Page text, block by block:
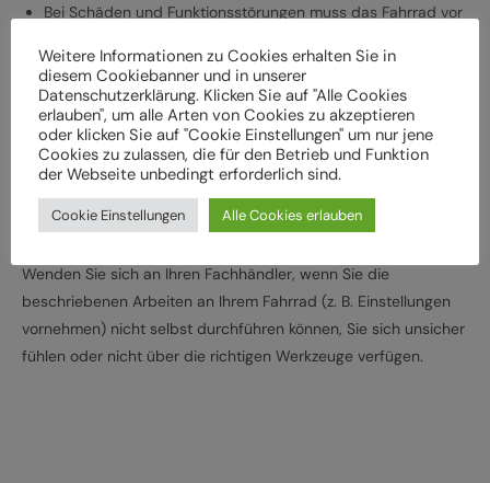
Bei Schäden und Funktionsstörungen muss das Fahrrad vor
überprüft werden
Lassen Sie das Fahrrad entsprechend den
Herstellervorgaben regelmäßig von einem Fachbetrieb
überprüfen und warten, um Gefährdungen, z. B.
verschleißbedingt, zu vermeiden
Halten Sie die angegebenen Drehmomente (Nm) für die
Montage von Bauteilen ein
Wenden Sie sich an Ihren Fachhändler, wenn Sie die
beschriebenen Arbeiten an Ihrem Fahrrad (z. B. Einstellungen
vornehmen) nicht selbst durchführen können, Sie sich unsicher
fühlen oder nicht über die richtigen Werkzeuge verfügen.
Weitere Informationen zu Cookies erhalten Sie in
diesem Cookiebanner und in unserer
Datenschutzerklärung. Klicken Sie auf "Alle Cookies
erlauben", um alle Arten von Cookies zu akzeptieren
oder klicken Sie auf "Cookie Einstellungen" um nur jene
Cookies zu zulassen, die für den Betrieb und Funktion
der Webseite unbedingt erforderlich sind.
Cookie Einstellungen Alle Cookies erlauben